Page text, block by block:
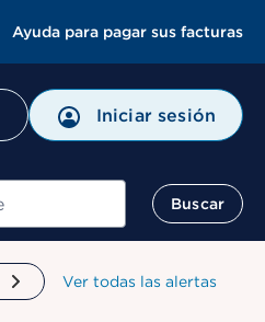
Ayuda para pagar sus facturas
Iniciar sesión
Buscar
Ver todas las alertas